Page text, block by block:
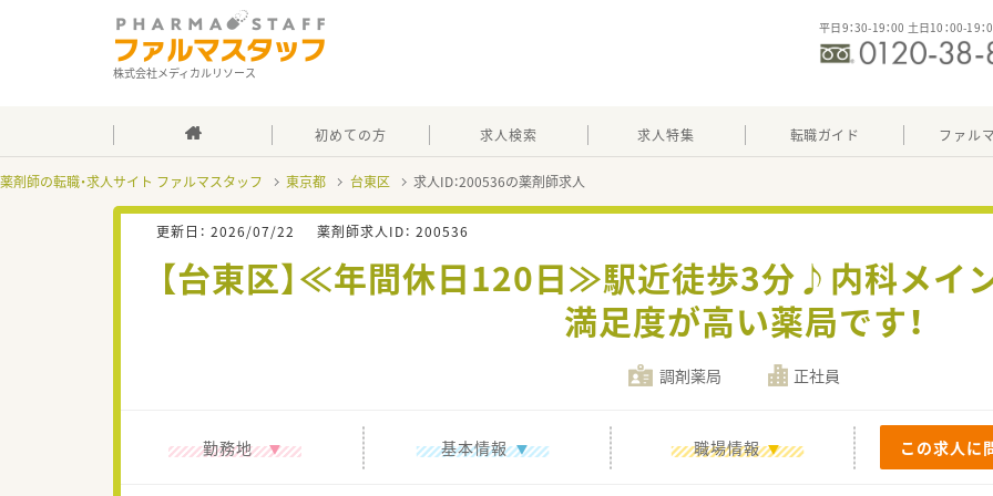
株式会社メディカルリソース
平日9：30-19：00 土日10：00-19
初めての方 求人検索 求人特集 転職ガイド ファル
薬剤師の転職・求人サイト ファルマスタッフ 東京都 台東区 求人ID：200536の薬剤師求人
更新日： 2026/07/22 薬剤師求人ID： 200536
【台東区】≪年間休日120日≫駅近徒歩3分♪内科メイ
満足度が高い薬局です！
調剤薬局 正社員
勤務地 基本情報 職場情報 この求人に